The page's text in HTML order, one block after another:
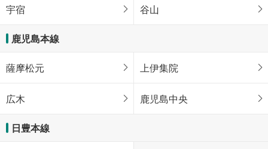
宇宿 谷山
鹿児島本線
薩摩松元 上伊集院
広木 鹿児島中央
日豊本線